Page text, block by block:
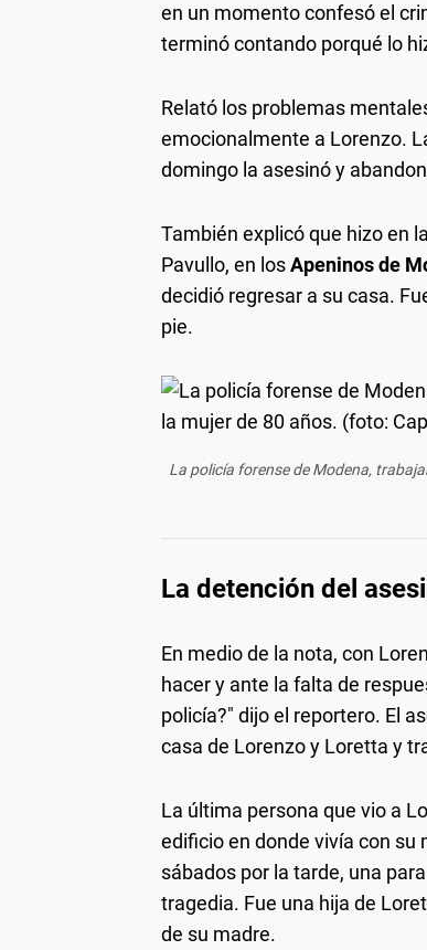
en un momento confesó el
terminó contando porqué lo
Relató los problemas
emocionalmente a Lorenzo.
domingo la asesinó y
También explicó que hizo en
Pavullo, en losApeninos de
decidió regresar a su casa.
pie.
La policía forense de Modena,
La detención del
En medio de la nota, con
hacer y ante la falta de
policía?" dijo el reportero. El
casa de Lorenzo y Loretta y
La última persona que vio a
edificio en donde vivía con su
sábados por la tarde, una
tragedia. Fue una hija de
de su madre.